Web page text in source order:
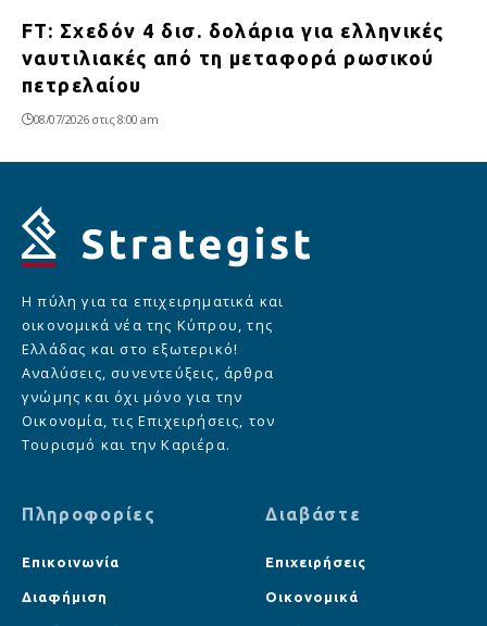
FT: Σχεδόν 4 δισ. δολάρια για ελληνικές
ναυτιλιακές από τη μεταφορά ρωσικού
πετρελαίου
08/07/2026 στις 8:00 am
Η πύλη για τα επιχειρηματικά και
οικονομικά νέα της Κύπρου, της
Ελλάδας και στο εξωτερικό!
Αναλύσεις, συνεντεύξεις, άρθρα
γνώμης και όχι μόνο για την
Οικονομία, τις Επιχειρήσεις, τον
Τουρισμό και την Καριέρα.
Πληροφορίες
Επικοινωνία
Διαφήμιση
Διαβάστε
Επιχειρήσεις
Οικονομικά